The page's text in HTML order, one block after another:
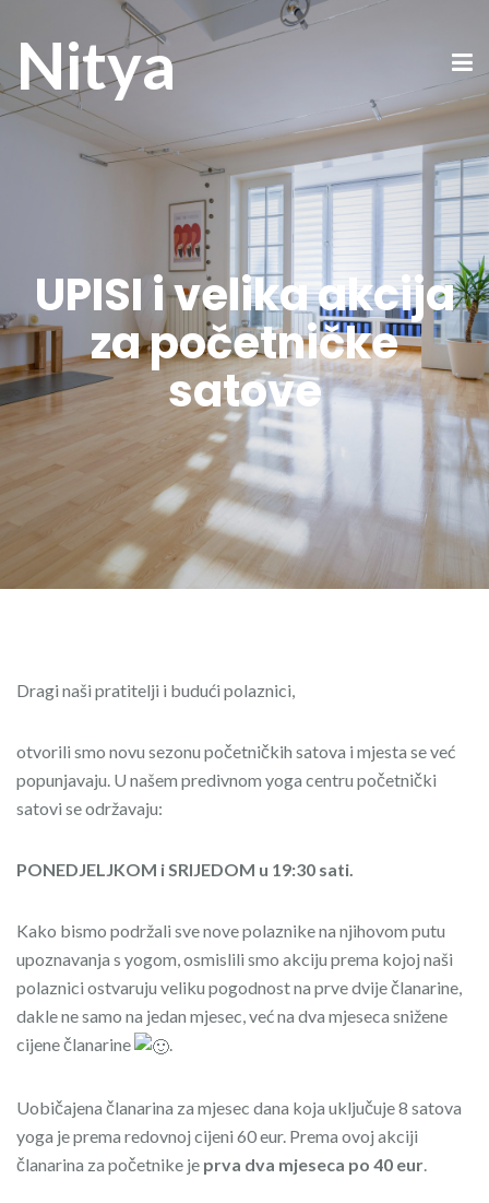
Nitya
UPISI i velika akcija
za početničke
satove
Dragi naši pratitelji i budući polaznici,
otvorili smo novu sezonu početničkih satova i mjesta se već
popunjavaju. U našem predivnom yoga centru početnički
satovi se održavaju:
PONEDJELJKOM i SRIJEDOM u 19:30 sati.
Kako bismo podržali sve nove polaznike na njihovom putu
upoznavanja s yogom, osmislili smo akciju prema kojoj naši
polaznici ostvaruju veliku pogodnost na prve dvije članarine,
dakle ne samo na jedan mjesec, već na dva mjeseca snižene
cijene članarine
.
Uobičajena članarina za mjesec dana koja uključuje 8 satova
yoga je prema redovnoj cijeni 60 eur. Prema ovoj akciji
članarina za početnike je prva dva mjeseca po 40 eur.